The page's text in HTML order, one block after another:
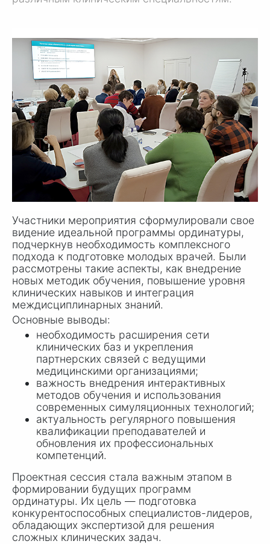
Участники мероприятия сформулировали свое
видение идеальной программы ординатуры,
подчеркнув необходимость комплексного
подхода к подготовке молодых врачей. Были
рассмотрены такие аспекты, как внедрение
новых методик обучения, повышение уровня
клинических навыков и интеграция
междисциплинарных знаний.
Основные выводы:
необходимость расширения сети
клинических баз и укрепления
партнерских связей с ведущими
медицинскими организациями;
важность внедрения интерактивных
методов обучения и использования
современных симуляционных технологий;
актуальность регулярного повышения
квалификации преподавателей и
обновления их профессиональных
компетенций.
Проектная сессия стала важным этапом в
формировании будущих программ
ординатуры. Их цель — подготовка
конкурентоспособных специалистов-лидеров,
обладающих экспертизой для решения
сложных клинических задач.